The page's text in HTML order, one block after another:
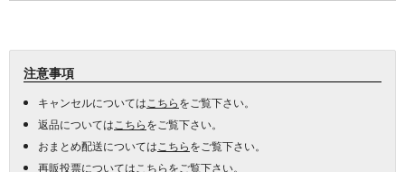
注意事項
キャンセルについては こちらをご覧下さい。
返品については こちらをご覧下さい。
おまとめ配送については こちらをご覧下さい。
再販投票については こちらをご覧下さい。